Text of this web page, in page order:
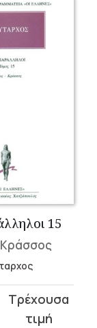
15
Κράσσος